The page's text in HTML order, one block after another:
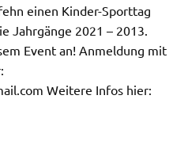
einen Kinder-Sporttag
Jahrgänge 2021 – 2013.
Event an! Anmeldung mit
Weitere Infos hier: